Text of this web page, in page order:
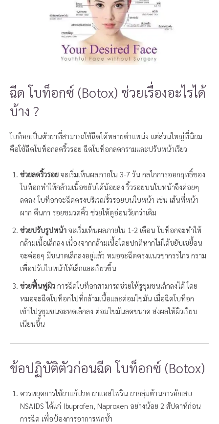
ฉีด โบท็อกซ์ (Botox) ช่วยเรื่องอะไรได้
บ้าง ?
โบท็อกเป็นตัวยาที่สามารถใช้ฉีดได้หลายตำแหน่ง แต่ส่วนใหญ่ที่นิยม
คือใช้ฉีดโบท็อกลดริ้วรอย ฉีดโบท็อกลดกรามและปรับหน้าเรียว
ช่วยลดริ้วรอย จะเริ่มเห็นผลภายใน 3-7 วัน กลไกการออกฤทธิ์ของ
โบท็อกทำให้กล้ามเนื้อขยับได้น้อยลง ริ้วรอยบนใบหน้าจึงค่อยๆ
ลดลง โบท็อกจะฉีดตรงบริเวณริ้วรอยบนใบหน้า เช่น เส้นที่หน้า
ผาก ตีนกา รอยขมวดคิ้ว ช่วยให้ดูอ่อนวัยกว่าเดิม
ช่วยปรับรูปหน้า จะเริ่มเห็นผลภายใน 1-2 เดือน โบท็อกจะทำให้
กล้ามเนื้อเล็กลง เนื่องจากกล้ามเนื้อโดยปกติหากไม่ได้ขยับเขยื้อน
จะค่อยๆ มีขนาดเล็กลงอยู่แล้ว หมอจะฉีดตรงแนวขากรรไกร กราม
เพื่อปรับใบหน้าให้เล็กและเรียวขึ้น
ช่วยฟื้นฟูผิว การฉีดโบท็อกสามารถช่วยให้รูขุมขนเล็กลงได้ โดย
หมอจะฉีดโบท็อกไปที่กล้ามเนื้อและต่อมไขมัน เมื่อฉีดโบท็อก
เข้าไปรูขุมขนจะหดเล็กลง ต่อมไขมันลดขนาด ส่งผลให้ผิวเรียบ
เนียนขึ้น
ข้อปฏิบัติตัวก่อนฉีด โบท็อกซ์ (Botox)
ควรหยุดการใช้ยาแก้ปวด ยาแอสไพริน ยากลุ่มต้านการอักเสบ
NSAIDS ได้แก่ Ibuprofen, Naproxen อย่างน้อย 2 สัปดาห์ก่อน
การฉีด เพื่อป้องการอาการฟกช้ำ